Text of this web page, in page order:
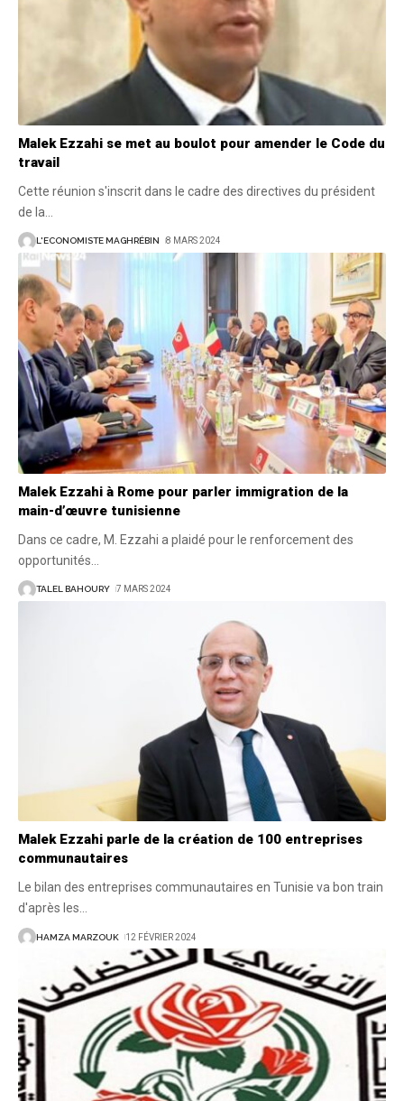
Malek Ezzahi se met au boulot pour amender le Code du
travail
Cette réunion s'inscrit dans le cadre des directives du président
de la
L'ECONOMISTE MAGHRÉBIN 8 MARS 2024
Malek Ezzahi à Rome pour parler immigration de la
main-d’œuvre tunisienne
Dans ce cadre, M. Ezzahi a plaidé pour le renforcement des
opportunités
TALEL BAHOURY 7 MARS 2024
Malek Ezzahi parle de la création de 100 entreprises
communautaires
Le bilan des entreprises communautaires en Tunisie va bon train
d'après les…
HAMZA MARZOUK 12 FÉVRIER 2024